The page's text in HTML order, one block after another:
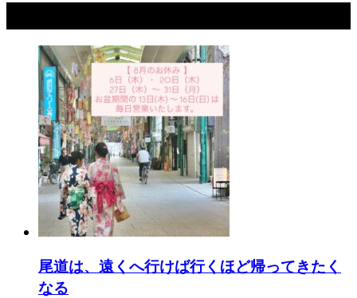
尾道は、遠くへ行けば行くほど帰ってきたく
なる